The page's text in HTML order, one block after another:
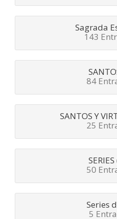
Sagrada
143
84
SANTOS Y
25
50
Series
5